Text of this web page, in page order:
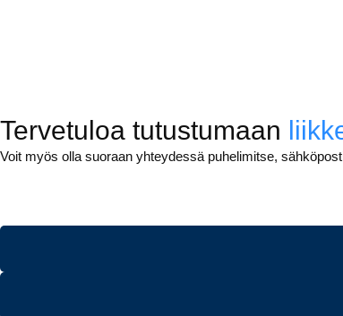
Tervetuloa tutustumaan
Voit myös olla suoraan yhteydessä puhelimitse,